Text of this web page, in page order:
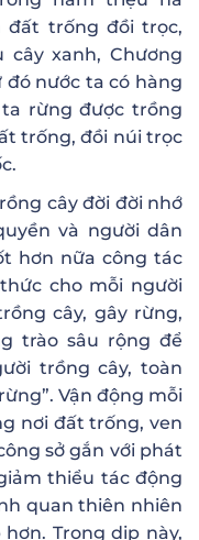
đất trống đồi trọc,
xanh, Chương
nước ta có hàng
rừng được trồng
trống, đồi núi trọc
cây đời đời nhớ
và người dân
hơn nữa công tác
cho mỗi người
cây, gây rừng,
trào sâu rộng để
trồng cây, toàn
Vận động mỗi
nơi đất trống, ven
sở gắn với phát
thiểu tác động
quan thiên nhiên
Trong dịp này,